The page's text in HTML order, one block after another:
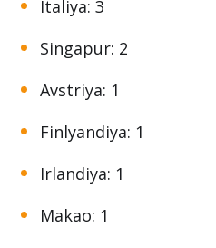
Italiya: 3
Singapur: 2
Avstriya: 1
Finlyandiya: 1
Irlandiya: 1
Makao: 1